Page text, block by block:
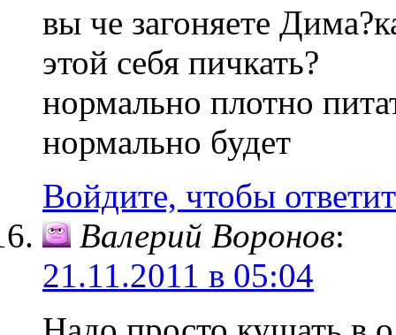
вы че загоняете
этой себя пичкать?
нормально плотно
нормально будет
Войдите, чтобы
Валерий Воронов:
21.11.2011 в 05:04